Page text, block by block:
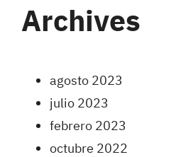
Archives
agosto 2023
julio 2023
febrero 2023
octubre 2022